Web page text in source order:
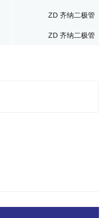
ZD 齐纳二极管
ZD 齐纳二极管